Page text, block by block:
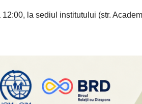
la sediul institutului (str.